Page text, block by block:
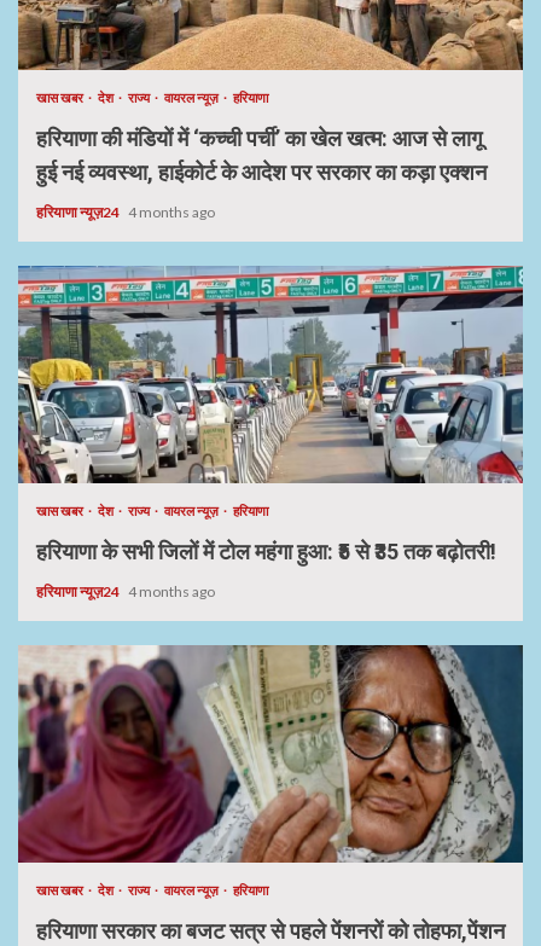
खास खबर देश राज्य वायरल न्यूज़ हरियाणा
हरियाणा की मंडियों में ‘कच्ची पर्ची’ का खेल खत्म: आज से लागू
हुई नई व्यवस्था, हाईकोर्ट के आदेश पर सरकार का कड़ा एक्शन
हरियाणा न्यूज़24 4 months ago
खास खबर देश राज्य वायरल न्यूज़ हरियाणा
हरियाणा के सभी जिलों में टोल महंगा हुआ: ₹5 से ₹35 तक बढ़ोतरी!
हरियाणा न्यूज़24 4 months ago
खास खबर देश राज्य वायरल न्यूज़ हरियाणा
हरियाणा सरकार का बजट सत्र से पहले पेंशनरों को तोहफा,पेंशन